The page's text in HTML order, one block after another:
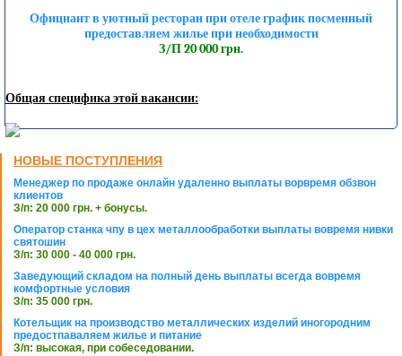
Официант в уютный ресторан при отеле график посменный
предоставляем жилье при необходимости
З/П 20 000 грн.
Общая специфика этой вакансии:
НОВЫЕ ПОСТУПЛЕНИЯ
Менеджер по продаже онлайн удаленно выплаты ворвремя обзвон
клиентов
З/п: 20 000 грн. + бонусы.
Оператор станка чпу в цех металлообработки выплаты вовремя нивки
святошин
З/п: 30 000 - 40 000 грн.
Заведующий складом на полный день выплаты всегда вовремя
комфортные условия
З/п: 35 000 грн.
Котельщик на производство металлических изделий иногородним
предостпаваляем жилье и питание
З/п: высокая, при собеседовании.